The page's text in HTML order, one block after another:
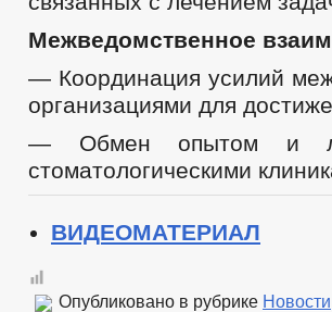
Межведомственное
— Координация усилий
организациями для
— Обмен опытом и
стоматологическими
ВИДЕОМАТЕРИАЛ
Опубликовано в рубрике Новости